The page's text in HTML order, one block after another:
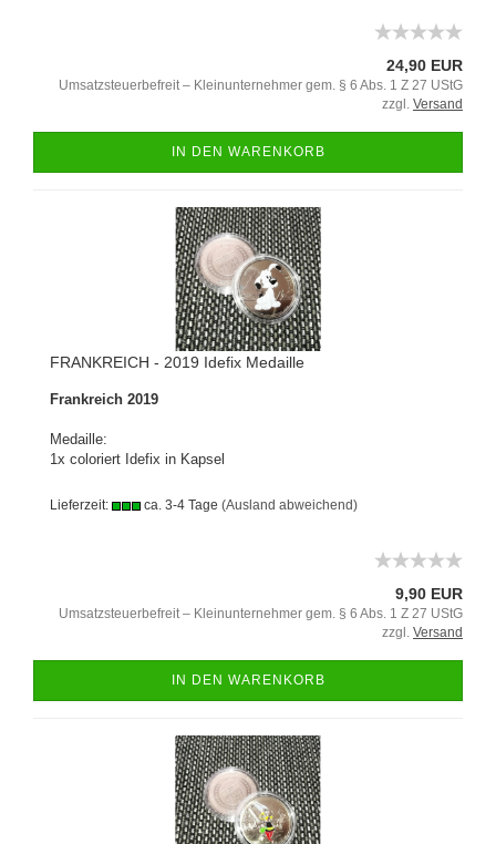
24,90 EUR
Umsatzsteuerbefreit – Kleinunternehmer gem. § 6 Abs. 1 Z 27 UStG
zzgl. Versand
IN DEN WARENKORB
FRANKREICH - 2019 Idefix Medaille
Frankreich 2019
Medaille:
1x coloriert Idefix in Kapsel
Lieferzeit: ca. 3-4 Tage (Ausland abweichend)
9,90 EUR
Umsatzsteuerbefreit – Kleinunternehmer gem. § 6 Abs. 1 Z 27 UStG
zzgl. Versand
IN DEN WARENKORB